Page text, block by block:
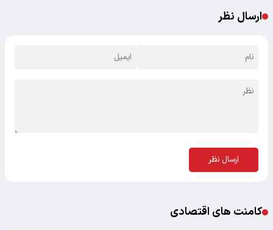
ارسال نظر
ارسال نظر
کامنت های اقتصادی